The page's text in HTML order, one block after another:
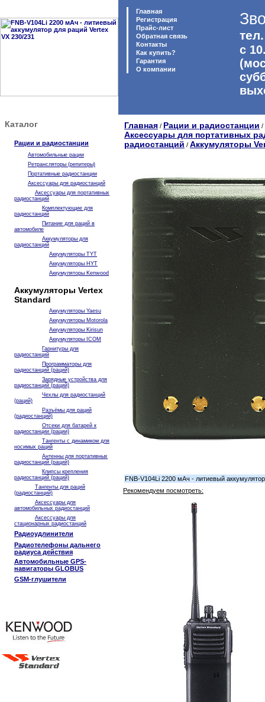
Главная
Регистрация
Прайс-лист
Обратная связь
Контакты
Как купить?
Гарантия
O компании
с
Каталог
Рации и радиостанции
Автомобильные рации
Ретрансляторы (репитеры)
Портативные радиостанции
Аксессуары для радиостанций
Аксессуары для портативных
радиостанций
Комплектующие для
радиостанций
Питание для раций в
автомобиле
Аккумуляторы для
радиостанций
Аккумуляторы TYT
Аккумуляторы HYT
Аккумуляторы Kenwood
Аккумуляторы Vertex
Standard
Аккумуляторы Yaesu
Аккумуляторы Motorola
Аккумуляторы Kirisun
Аккумуляторы ICOM
Гарнитуры для
радиостанций
Программаторы для
радиостанций (раций)
Зарядные устройства для
радиостанций (раций)
Чехлы для радиостанций
(раций)
Разъёмы для раций
(радиостанций)
Отсеки для батарей к
радиостанции (рации)
Тангенты с динамиком для
носимых раций
Антенны для портативных
радиостанций (раций)
Клипсы крепления
радиостанций (раций)
Тангенты для раций
(радиостанций)
Аксессуары для
автомобильных радиостанций
Аксессуары для
стационарных радиостанций
Радиоудлинители
Радиотелефоны дальнего
радиуса действия
Автомобильные GPS-
навигаторы GLOBUS
GSM-глушители
Главная / Рации и радиостанции /
Аксессуары для портативных
радиостанций / Аккумуляторы
FNB-V104Li 2200 мАч - литиевый
Рекомендуем посмотреть: